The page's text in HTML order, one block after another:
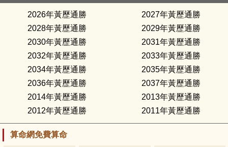
2026年黃歷通勝
2027年黃歷通勝
2028年黃歷通勝
2029年黃歷通勝
2030年黃歷通勝
2031年黃歷通勝
2032年黃歷通勝
2033年黃歷通勝
2034年黃歷通勝
2035年黃歷通勝
2036年黃歷通勝
2037年黃歷通勝
2014年黃歷通勝
2013年黃歷通勝
2012年黃歷通勝
2011年黃歷通勝
算命網免費算命